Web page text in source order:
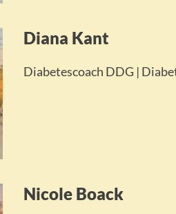
Diana Kant
Diabetescoach DDG |
Nicole Boack